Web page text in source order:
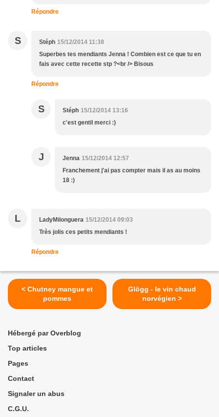
Répondre
S Stéph 15/12/2014 11:38
Superbes tes mendiants Jenna ! Combien est ce que tu en
fais avec cette recette stp ?<br /> Bisous
Répondre
S Stéph 15/12/2014 13:16
c'est gentil merci :)
J Jenna 15/12/2014 12:57
Franchement j'ai pas compter mais il as au moins
18 :)
L LadyMilonguera 15/12/2014 09:03
Très jolis ces petits mendiants !
Répondre
< Chutney mangue et
pommes
Glögg - le vin chaud
norvégien >
Hébergé par Overblog
Top articles
Pages
Contact
Signaler un abus
C.G.U.